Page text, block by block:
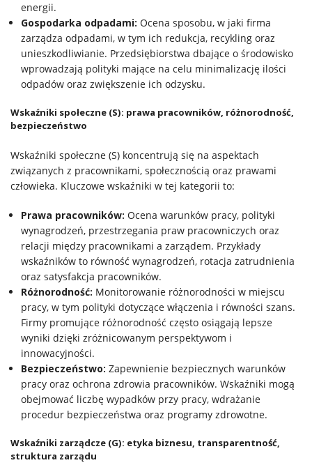
energii.
Gospodarka odpadami: Ocena sposobu, w jaki firma
zarządza odpadami, w tym ich redukcja, recykling oraz
unieszkodliwianie. Przedsiębiorstwa dbające o środowisko
wprowadzają polityki mające na celu minimalizację ilości
odpadów oraz zwiększenie ich odzysku.
Wskaźniki społeczne (S): prawa pracowników, różnorodność,
bezpieczeństwo
Wskaźniki społeczne (S) koncentrują się na aspektach
związanych z pracownikami, społecznością oraz prawami
człowieka. Kluczowe wskaźniki w tej kategorii to:
Prawa pracowników: Ocena warunków pracy, polityki
wynagrodzeń, przestrzegania praw pracowniczych oraz
relacji między pracownikami a zarządem. Przykłady
wskaźników to równość wynagrodzeń, rotacja zatrudnienia
oraz satysfakcja pracowników.
Różnorodność: Monitorowanie różnorodności w miejscu
pracy, w tym polityki dotyczące włączenia i równości szans.
Firmy promujące różnorodność często osiągają lepsze
wyniki dzięki zróżnicowanym perspektywom i
innowacyjności.
Bezpieczeństwo: Zapewnienie bezpiecznych warunków
pracy oraz ochrona zdrowia pracowników. Wskaźniki mogą
obejmować liczbę wypadków przy pracy, wdrażanie
procedur bezpieczeństwa oraz programy zdrowotne.
Wskaźniki zarządcze (G): etyka biznesu, transparentność,
struktura zarządu